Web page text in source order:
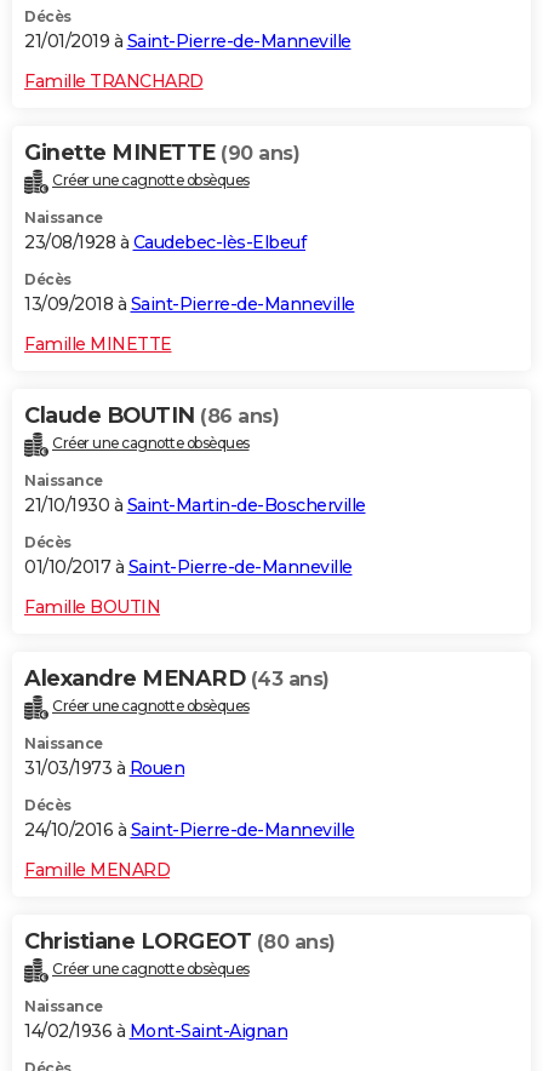
Décès
21/01/2019 à Saint-Pierre-de-Manneville
Famille TRANCHARD
Ginette MINETTE (90 ans)
Créer une cagnotte obsèques
Naissance
23/08/1928 à Caudebec-lès-Elbeuf
Décès
13/09/2018 à Saint-Pierre-de-Manneville
Famille MINETTE
Claude BOUTIN (86 ans)
Créer une cagnotte obsèques
Naissance
21/10/1930 à Saint-Martin-de-Boscherville
Décès
01/10/2017 à Saint-Pierre-de-Manneville
Famille BOUTIN
Alexandre MENARD (43 ans)
Créer une cagnotte obsèques
Naissance
31/03/1973 à Rouen
Décès
24/10/2016 à Saint-Pierre-de-Manneville
Famille MENARD
Christiane LORGEOT (80 ans)
Créer une cagnotte obsèques
Naissance
14/02/1936 à Mont-Saint-Aignan